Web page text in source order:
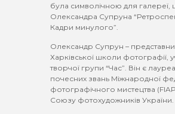
була символічною для галереї,
Олександра Супруна
Кадри минулого”.
Олександр Супрун –
Харківської школи фотографії,
творчої групи “Час”. Він є
почесних звань Міжнародної
фотографічного мистецтва
Союзу фотохудожників України.